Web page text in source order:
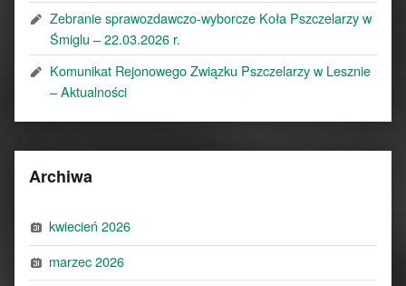
Zebranie sprawozdawczo-wyborcze Koła Pszczelarzy w
Śmiglu – 22.03.2026 r.
Komunikat Rejonowego Związku Pszczelarzy w Lesznie
– Aktualności
Archiwa
kwiecień 2026
marzec 2026